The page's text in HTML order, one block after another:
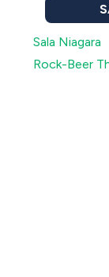
Sala Niagara
Rock-Beer